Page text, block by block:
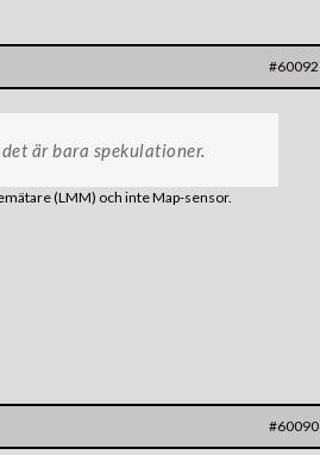
#60092
är bara spekulationer.
(LMM) och inte Map-sensor.
#60090